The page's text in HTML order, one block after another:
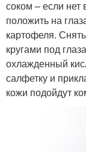
соком – если
положить на
картофеля.
кругами под
охлажденный
салфетку и
кожи подойдут